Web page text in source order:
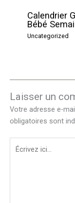
Calendrier
Bébé
Uncategorized
Laisser un
Votre adresse e-
obligatoires sont
Écrivez
ici…